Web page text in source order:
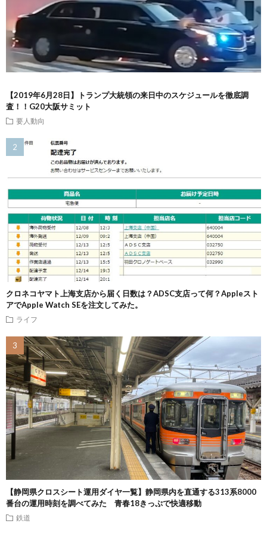
【2019年6月28日】トランプ大統領の来日中のスケジュールを徹底調
査！！G20大阪サミット
要人動向
クロネコヤマト上海支店から届く日数は？ADSC支店って何？Appleスト
アでApple Watch SEを注文してみた。
ライフ
【静岡県クロスシート運用ダイヤ一覧】静岡県内を直通する313系8000
番台の運用時刻を調べてみた 青春18きっぷで快適移動
鉄道